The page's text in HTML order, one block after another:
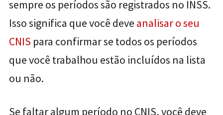
sempre os períodos são registrados no INSS.
Isso significa que você deve analisar o seu
CNIS para confirmar se todos os períodos
que você trabalhou estão incluídos na lista
ou não.
Se faltar algum período no CNIS, você deve